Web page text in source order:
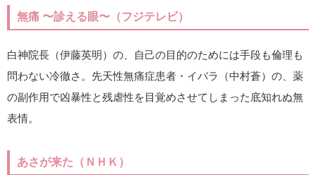
無痛 〜診える眼〜（フジテレビ）
白神院長（伊藤英明）の、自己の目的のためには手段も倫理も
問わない冷徹さ。先天性無痛症患者・イバラ（中村蒼）の、薬
の副作用で凶暴性と残虐性を目覚めさせてしまった底知れぬ無
表情。
あさが来た（ＮＨＫ）